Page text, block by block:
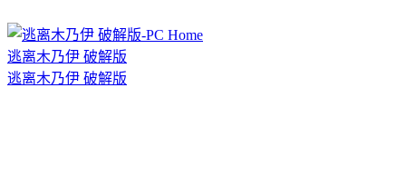
逃离木乃伊 破解版
逃离木乃伊 破解版